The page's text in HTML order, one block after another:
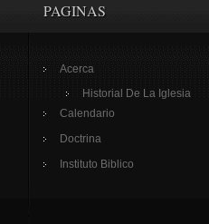
PAGINAS
Acerca
Historial De La Iglesia
Calendario
Doctrina
Instituto Biblico